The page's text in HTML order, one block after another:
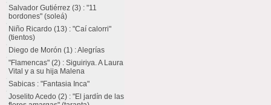
Salvador Gutiérrez (3) : "11
bordones" (soleá)
Niño Ricardo (13) : "Caí calorri"
(tientos)
Diego de Morón (1) : Alegrías
"Flamencas" (2) : Siguiriya. A Laura
Vital y a su hija Malena
Sabicas : "Fantasia Inca"
Joselito Acedo (2) : "El jardín de las